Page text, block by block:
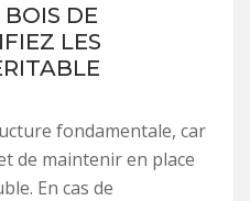
DE
LES
fondamentale, car
de maintenir en place
En cas de